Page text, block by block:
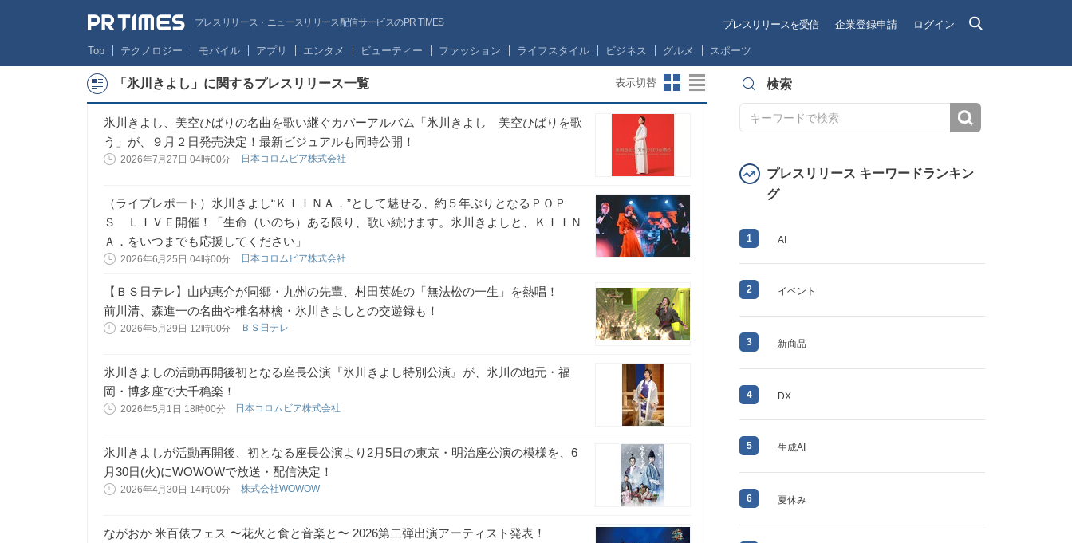
プレスリリース・ニュースリリース配信サービスのPR TIMES プレスリリースを受信 企業登録申請 ログイン
Top テクノロジー モバイル アプリ エンタメ ビューティー ファッション ライフスタイル ビジネス グルメ スポーツ
「氷川きよし」に関するプレスリリース一覧 表示切替
氷川きよし、美空ひばりの名曲を歌い継ぐカバーアルバム「氷川きよし 美空ひばりを歌
う」が、９月２日発売決定！最新ビジュアルも同時公開！
2026年7月27日 04時00分 日本コロムビア株式会社
（ライブレポート）氷川きよし“ＫＩＩＮＡ．”として魅せる、約５年ぶりとなるＰＯＰ
Ｓ ＬＩＶＥ開催！「生命（いのち）ある限り、歌い続けます。氷川きよしと、ＫＩＩＮ
Ａ．をいつまでも応援してください」
2026年6月25日 04時00分 日本コロムビア株式会社
【ＢＳ日テレ】山内惠介が同郷・九州の先輩、村田英雄の「無法松の一生」を熱唱！
前川清、森進一の名曲や椎名林檎・氷川きよしとの交遊録も！
2026年5月29日 12時00分 ＢＳ日テレ
氷川きよしの活動再開後初となる座長公演『氷川きよし特別公演』が、氷川の地元・福
岡・博多座で大千穐楽！
2026年5月1日 18時00分 日本コロムビア株式会社
氷川きよしが活動再開後、初となる座長公演より2月5日の東京・明治座公演の模様を、6
月30日(火)にWOWOWで放送・配信決定！
2026年4月30日 14時00分 株式会社WOWOW
ながおか 米百俵フェス 〜花火と食と音楽と〜 2026第二弾出演アーティスト発表！
検索
プレスリリース キーワードランキン
グ
1 AI
2 イベント
3 新商品
4 DX
5 生成AI
6 夏休み